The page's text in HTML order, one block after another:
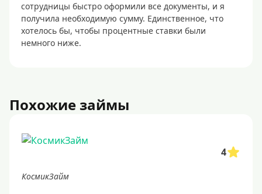
сотрудницы быстро оформили все документы, и я
получила необходимую сумму. Единственное, что
хотелось бы, чтобы процентные ставки были
немного ниже.
Похожие займы
4
КосмикЗайм